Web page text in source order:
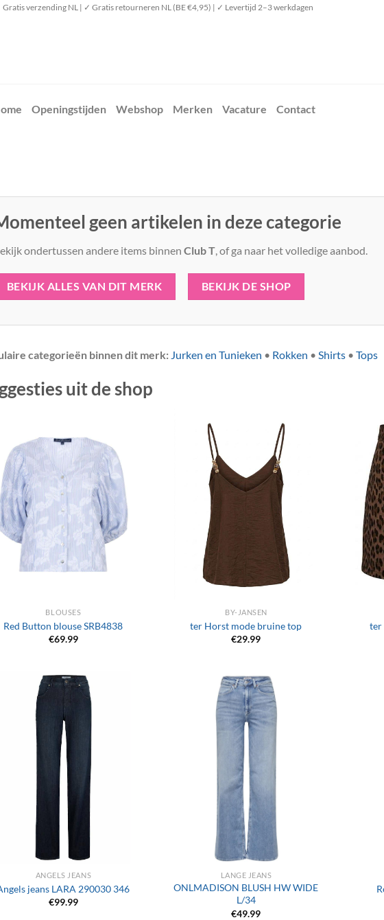
verzending NL | ✓ Gratis retourneren NL (BE €4,95) | ✓ Levertijd 2–3 werkdagen
Openingstijden Webshop Merken Vacature Contact
geen artikelen in deze categorie
ondertussen andere items binnen Club T, of ga naar het volledige aanbod.
BEKIJK ALLES VAN DIT MERK BEKIJK DE SHOP
categorieën binnen dit merk: Jurken en Tunieken • Rokken • Shirts • Tops
uit de shop
BLOUSES
Red Button blouse SRB4838
€69.99
BY-JANSEN
ter Horst mode bruine top
€29.99
ter
ANGELS JEANS
jeans LARA 290030 346
€99.99
LANGE JEANS
ONLMADISON BLUSH HW WIDE
L/34
€49.99